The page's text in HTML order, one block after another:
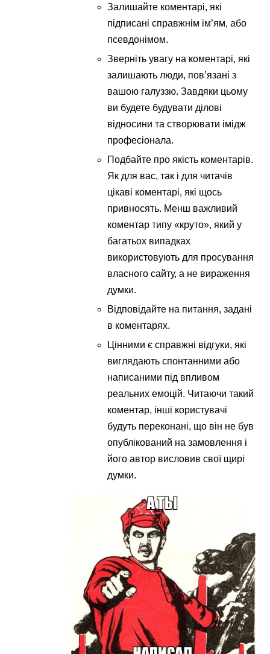
Залишайте коментарі, які
підписані справжнім ім’ям, або
псевдонімом.
Зверніть увагу на коментарі, які
залишають люди, пов’язані з
вашою галуззю. Завдяки цьому
ви будете будувати ділові
відносини та створювати імідж
професіонала.
Подбайте про якість коментарів.
Як для вас, так і для читачів
цікаві коментарі, які щось
привносять. Менш важливий
коментар типу «круто», який у
багатьох випадках
використовують для просування
власного сайту, а не вираження
думки.
Відповідайте на питання, задані
в коментарях.
Цінними є справжні відгуки, які
виглядають спонтанними або
написаними під впливом
реальних емоцій. Читаючи такий
коментар, інші користувачі
будуть переконані, що він не був
опублікований на замовлення і
його автор висловив свої щирі
думки.